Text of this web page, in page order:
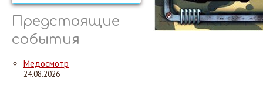
Предстоящие
события
Медосмотр
24.08.2026